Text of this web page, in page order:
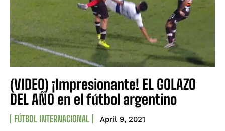
(VIDEO) ¡Impresionante! EL GOLAZO
DEL AÑO en el fútbol argentino
FÚTBOL INTERNACIONAL April 9, 2021